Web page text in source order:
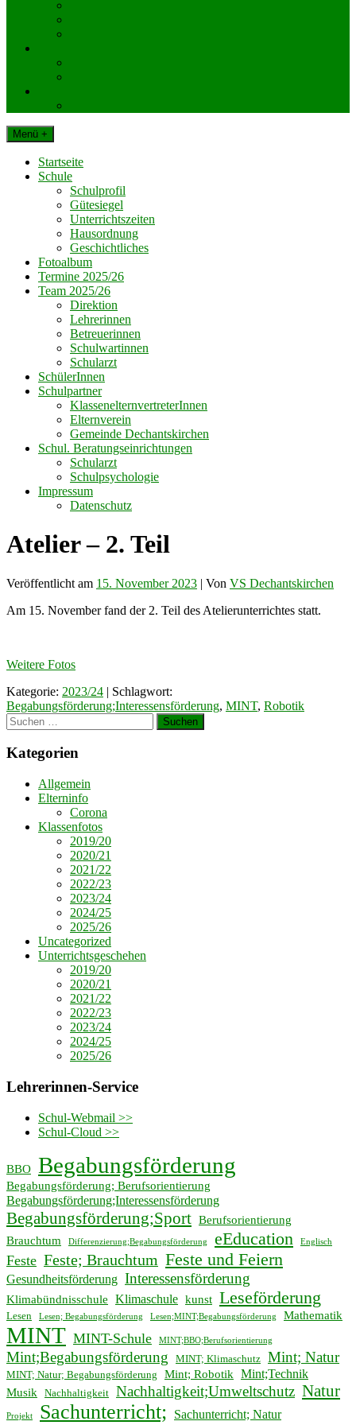
Menü +
Startseite
Schule
Schulprofil
Gütesiegel
Unterrichtszeiten
Hausordnung
Geschichtliches
Fotoalbum
Termine 2025/26
Team 2025/26
Direktion
Lehrerinnen
Betreuerinnen
Schulwartinnen
Schularzt
SchülerInnen
Schulpartner
KlassenelternvertreterInnen
Elternverein
Gemeinde Dechantskirchen
Schul. Beratungseinrichtungen
Schularzt
Schulpsychologie
Impressum
Datenschutz
Atelier – 2. Teil
Veröffentlicht am 15. November 2023 | Von VS Dechantskirchen
Am 15. November fand der 2. Teil des Atelierunterrichtes statt.
Weitere Fotos
Kategorie: 2023/24 | Schlagwort:
Begabungsförderung;Interessensförderung, MINT, Robotik
Suchen
nach:
Kategorien
Allgemein
Elterninfo
Corona
Klassenfotos
2019/20
2020/21
2021/22
2022/23
2023/24
2024/25
2025/26
Uncategorized
Unterrichtsgeschehen
2019/20
2020/21
2021/22
2022/23
2023/24
2024/25
2025/26
Lehrerinnen-Service
Schul-Webmail >>
Schul-Cloud >>
BBO Begabungsförderung
Begabungsförderung; Berufsorientierung
Begabungsförderung;Interessensförderung
Begabungsförderung;Sport Berufsorientierung
Brauchtum
Differenzierung;Begabungsförderung eEducation Englisch
Feste Feste; Brauchtum Feste und Feiern
Gesundheitsförderung Interessensförderung
Klimabündnisschule Klimaschule kunst Leseförderung
Lesen Lesen; Begabungsförderung Lesen;MINT;Begabungsförderung Mathematik
MINT MINT-Schule MINT;BBO;Berufsorientierung
Mint;Begabungsförderung MINT; Klimaschutz Mint; Natur
MINT; Natur; Begabungsförderung Mint; Robotik Mint;Technik
Musik Nachhaltigkeit Nachhaltigkeit;Umweltschutz Natur
Projekt Sachunterricht; Sachunterricht; Natur